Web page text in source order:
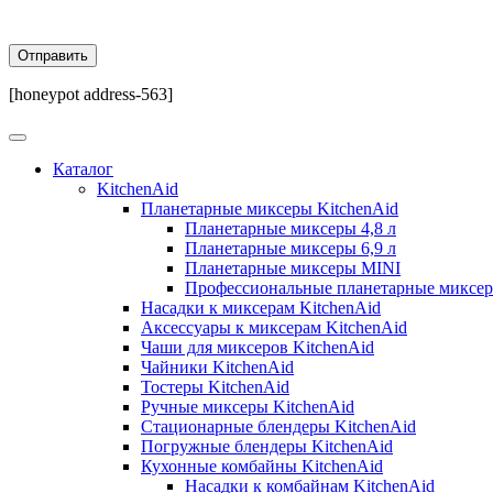
[honeypot address-563]
Каталог
KitchenAid
Планетарные миксеры KitchenAid
Планетарные миксеры 4,8 л
Планетарные миксеры 6,9 л
Планетарные миксеры MINI
Профессиональные планетарные
Насадки к миксерам KitchenAid
Аксессуары к миксерам KitchenAid
Чаши для миксеров KitchenAid
Чайники KitchenAid
Тостеры KitchenAid
Ручные миксеры KitchenAid
Стационарные блендеры KitchenAid
Погружные блендеры KitchenAid
Кухонные комбайны KitchenAid
Насадки к комбайнам KitchenAid